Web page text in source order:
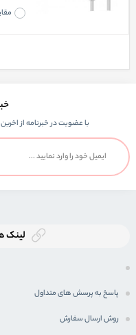
با عضویت در خبرنامه از
لینک
پاسخ به پرسش های متداول
روش ارسال سفارش